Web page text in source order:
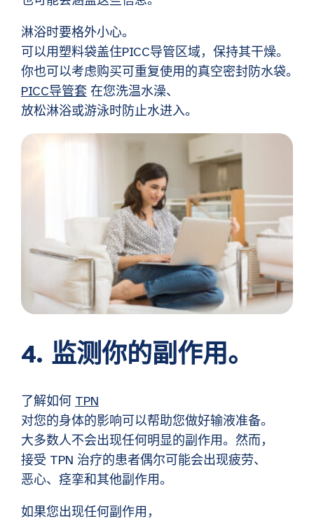
淋浴时要格外小心。
可以用塑料袋盖住PICC导管区域，保持其干燥。
你也可以考虑购买可重复使用的真空密封防水袋。
PICC导管套 在您洗温水澡、
放松淋浴或游泳时防止水进入。
4. 监测你的副作用。
了解如何 TPN
对您的身体的影响可以帮助您做好输液准备。
大多数人不会出现任何明显的副作用。然而，
接受 TPN 治疗的患者偶尔可能会出现疲劳、
恶心、痉挛和其他副作用。
如果您出现任何副作用，